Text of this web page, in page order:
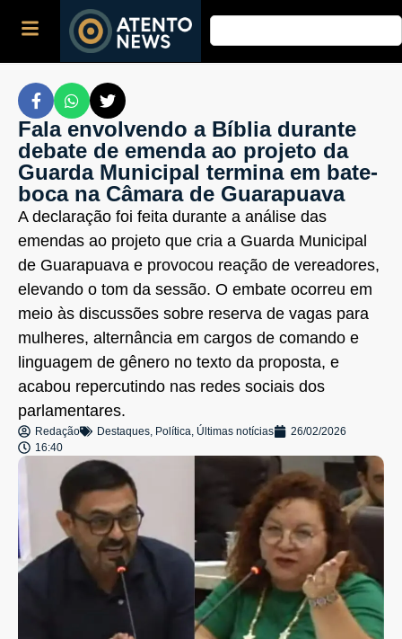
Fala envolvendo a Bíblia durante
debate de emenda ao projeto da
Guarda Municipal termina em bate-
boca na Câmara de Guarapuava
A declaração foi feita durante a análise das
emendas ao projeto que cria a Guarda Municipal
de Guarapuava e provocou reação de vereadores,
elevando o tom da sessão. O embate ocorreu em
meio às discussões sobre reserva de vagas para
mulheres, alternância em cargos de comando e
linguagem de gênero no texto da proposta, e
acabou repercutindo nas redes sociais dos
parlamentares.
Redação Destaques, Política, Últimas notícias
26/02/2026
16:40